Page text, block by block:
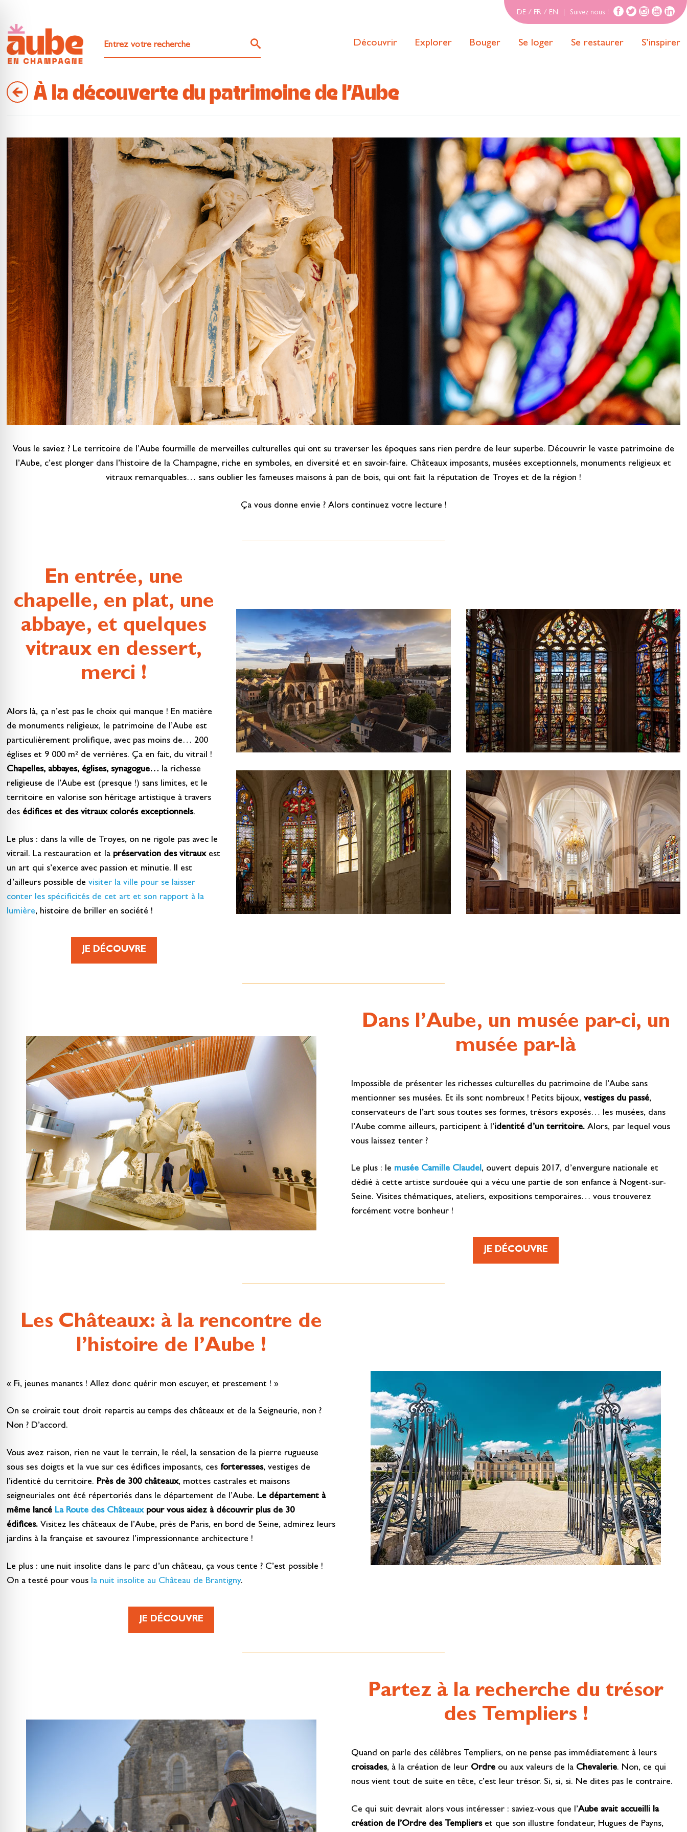
DE / FR / EN Suivez nous !
Découvrir Explorer Bouger Se loger Se restaurer S’inspirer
À la découverte du patrimoine de l’Aube
Vous le saviez ? Le territoire de l’Aube fourmille de merveilles culturelles qui ont su traverser les époques sans rien perdre de leur superbe. Découvrir le vaste patrimoine de
l’Aube, c’est plonger dans l’histoire de la Champagne, riche en symboles, en diversité et en savoir-faire. Châteaux imposants, musées exceptionnels, monuments religieux et
vitraux remarquables… sans oublier les fameuses maisons à pan de bois, qui ont fait la réputation de Troyes et de la région !
Ça vous donne envie ? Alors continuez votre lecture !
En entrée, une
chapelle, en plat, une
abbaye, et quelques
vitraux en dessert,
merci !
Alors là, ça n’est pas le choix qui manque ! En matière
de monuments religieux, le patrimoine de l’Aube est
particulièrement prolifique, avec pas moins de… 200
églises et 9 000 m² de verrières. Ça en fait, du vitrail !
Chapelles, abbayes, églises, synagogue… la richesse
religieuse de l’Aube est (presque !) sans limites, et le
territoire en valorise son héritage artistique à travers
des édifices et des vitraux colorés exceptionnels.
Le plus : dans la ville de Troyes, on ne rigole pas avec le
vitrail. La restauration et la préservation des vitrauxest
un art qui s’exerce avec passion et minutie. Il est
d’ailleurs possible de visiter la ville pour se laisser
conter les spécificités de cet art et son rapport à la
lumière, histoire de briller en société !
JE DÉCOUVRE
Dans l’Aube, un musée par-ci, un
musée par-là
Impossible de présenter les richesses culturelles du patrimoine de l’Aube sans
mentionner ses musées. Et ils sont nombreux ! Petits bijoux, vestiges du passé,
conservateurs de l’art sous toutes ses formes, trésors exposés… les musées, dans
l’Aube comme ailleurs, participent à l’identité d’un territoire. Alors, par lequel vous
vous laissez tenter ?
Le plus : le musée Camille Claudel, ouvert depuis 2017, d’envergure nationale et
dédié à cette artiste surdouée qui a vécu une partie de son enfance à Nogent-sur-
Seine. Visites thématiques, ateliers, expositions temporaires… vous trouverez
forcément votre bonheur !
JE DÉCOUVRE
Les Châteaux: à la rencontre de
l’histoire de l’Aube !
« Fi, jeunes manants ! Allez donc quérir mon escuyer, et prestement ! »
On se croirait tout droit repartis au temps des châteaux et de la Seigneurie, non ?
Non ? D’accord.
Vous avez raison, rien ne vaut le terrain, le réel, la sensation de la pierre rugueuse
sous ses doigts et la vue sur ces édifices imposants, ces forteresses, vestiges de
l’identité du territoire. Près de 300 châteaux, mottes castrales et maisons
seigneuriales ont été répertoriés dans le département de l’Aube. Le département à
même lancé La Route des Châteauxpour vous aidez à découvrir plus de 30
édifices.Visitez les châteaux de l’Aube, près de Paris, en bord de Seine, admirez leurs
jardins à la française et savourez l’impressionnante architecture !
Le plus : une nuit insolite dans le parc d’un château, ça vous tente ? C’est possible !
On a testé pour vous la nuit insolite au Château de Brantigny.
JE DÉCOUVRE
Partez à la recherche du trésor
des Templiers !
Quand on parle des célèbres Templiers, on ne pense pas immédiatement à leurs
croisades, à la création de leur Ordre ou aux valeurs de la Chevalerie. Non, ce qui
nous vient tout de suite en tête, c’est leur trésor. Si, si, si. Ne dites pas le contraire.
Ce qui suit devrait alors vous intéresser : saviez-vous que l’Aube avait accueilli la
création de l’Ordre des Templierset que son illustre fondateur, Hugues de Payns,